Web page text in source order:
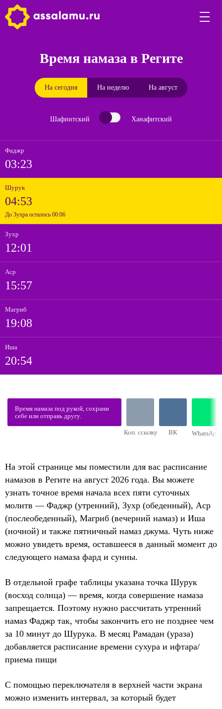
Время намаза в Регите
На сегодня На неделю На август
Шафиитский Ханафитский
Фаджр
03:23
Шурук
04:53
До Зухра осталось 00:06
Зухр
12:01
Аср
15:57
Магриб
19:08
Иша
20:54
Время намаза под рукой, сохрани
себе или отправь другу.
Коп. ссылку ВК WhatsApp
На этой странице мы поместили для вас расписание
намазов в Регите на август 2026 года. Вы можете
узнать точное время начала всех пяти суточных
молитв — Фаджр (утренний), Зухр (обеденный), Аср
(послеобеденный), Магриб (вечерний намаз) и Иша
(ночной) и также пятничный намаз джума. Чуть ниже
можно увидеть время, оставшееся в данный момент до
следующего намаза фард и сунны.
В отдельной графе таблицы указана точка Шурук
(восход солнца) — время, когда совершение намаза
запрещается. Поэтому нужно рассчитать утренний
намаз Фаджр так, чтобы закончить его не позднее чем
за 10 минут до Шурука. В месяц Рамадан (ураза)
добавляется расписание времени сухура и ифтара/
приема пищи
С помощью переключателя в верхней части экрана
можно изменить интервал, за который будет